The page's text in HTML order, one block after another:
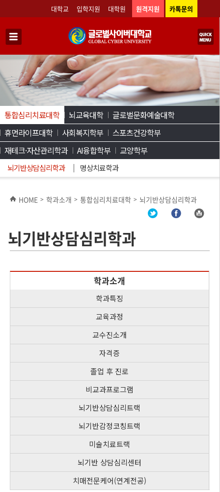
대학교 입학지원 대학원 원격지원 카톡문의
통합심리치료대학
뇌기반상담심리학과 명상치료학과
뇌교육대학
글로벌문화예술대학
휴먼라이프대학
사회복지학부
스포츠건강학부
재테크·자산관리학과
AI융합학부 교양학부
HOME > 학과소개 > 통합심리치료대학 > 뇌기반상담심리학과
뇌기반상담심리학과
학과소개
학과특징
교육과정
교수진소개
자격증
졸업 후 진로
비교과프로그램
뇌기반상담심리트랙
뇌기반감정코칭트랙
미술치료트랙
뇌기반 상담심리센터
치매전문케어(연계전공)